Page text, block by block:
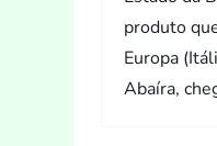
produto
Europa
Abaíra,